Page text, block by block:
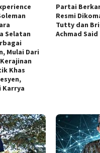
Selatan
Mulai Dari
Khas
Karrya
Partai
Resmi
Tutty dan
Achmad Said